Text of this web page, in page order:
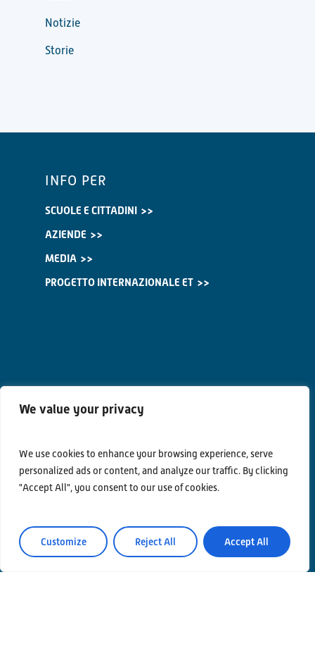
We value your privacy
We use cookies to enhance your browsing experience, serve
personalized ads or content, and analyze our traffic. By clicking
"Accept All", you consent to our use of cookies.
Customize Reject All Accept All
Notizie
Storie
INFO PER
SCUOLE E CITTADINI
AZIENDE
MEDIA
PROGETTO INTERNAZIONALE ET
Contatti
Privacy Policy